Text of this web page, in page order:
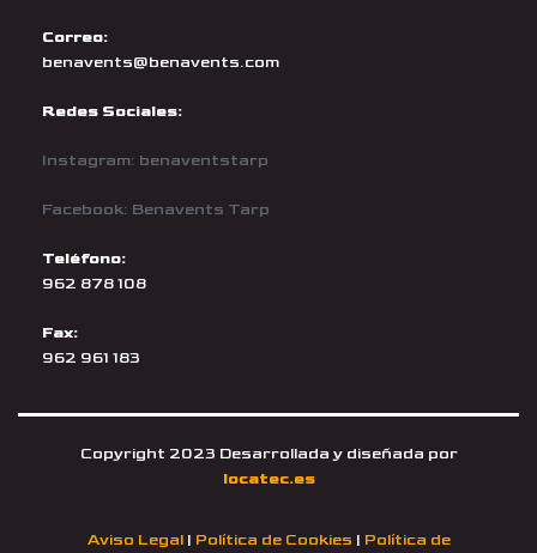
Correo:
benavents@benavents.com
Redes Sociales:
Instagram: benaventstarp
Facebook: Benavents Tarp
Teléfono:
962 878 108
Fax:
962 961 183
Copyright 2023 Desarrollada y diseñada por
locatec.es
Aviso Legal | Política de Cookies | Política de